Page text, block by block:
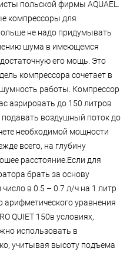
польской фирмы AQUAEL.
компрессоры для
не надо придумывать
шума в имеющемся
его мощь. Это
компрессора сочетает в
работы. Компрессор
аэрировать до 150 литров
воздушный поток до
необходимой мощности
всего, на глубину
расстояние.Если для
брать за основу
в 0.5 – 0.7 л/ч на 1 литр
арифметического уравнения
QUIET 150в условиях,
использовать в
учитывая высоту подъема